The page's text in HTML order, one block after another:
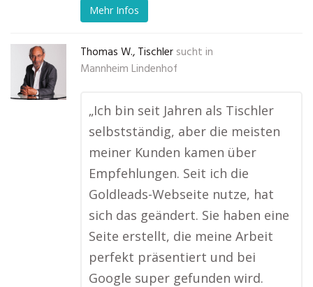
Mehr Infos
Thomas W., Tischler sucht in
Mannheim Lindenhof
„Ich bin seit Jahren als Tischler
selbstständig, aber die meisten
meiner Kunden kamen über
Empfehlungen. Seit ich die
Goldleads-Webseite nutze, hat
sich das geändert. Sie haben eine
Seite erstellt, die meine Arbeit
perfekt präsentiert und bei
Google super gefunden wird.